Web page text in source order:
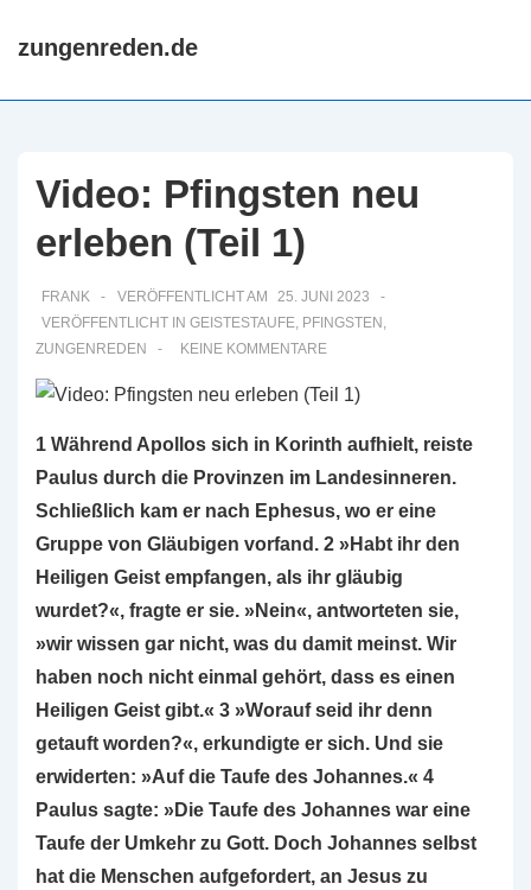
Zumzungenreden.de
Video: Pfingsten neu
erleben (Teil 1)
FRANK VERÖFFENTLICHT AM
25. JUNI 2023
VERÖFFENTLICHT IN GEISTESTAUFE, PFINGSTEN ,
ZUNGENREDEN
KEINE KOMMENTARE
1 Während Apollos sich in Korinth aufhielt, reiste
Paulus durch die Provinzen im Landesinneren.
Schließlich kam er nach Ephesus, wo er eine
Gruppe von Gläubigen vorfand. 2 »Habt ihr den
Heiligen Geist empfangen, als ihr gläubig
wurdet?«, fragte er sie. »Nein«, antworteten sie,
»wir wissen gar nicht, was du damit meinst. Wir
haben noch nicht einmal gehört, dass es einen
Heiligen Geist gibt.« 3 »Worauf seid ihr denn
getauft worden?«, erkundigte er sich. Und sie
erwiderten: »Auf die Taufe des Johannes.« 4
Paulus sagte: »Die Taufe des Johannes war eine
Taufe der Umkehr zu Gott. Doch Johannes selbst
hat die Menschen aufgefordert, an Jesus zu